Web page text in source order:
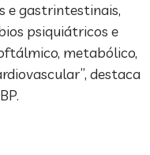
e gastrintestinais,
psiquiátricos e
metabólico,
destaca